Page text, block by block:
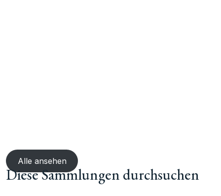
Alle ansehen
Diese Sammlungen durchsuchen